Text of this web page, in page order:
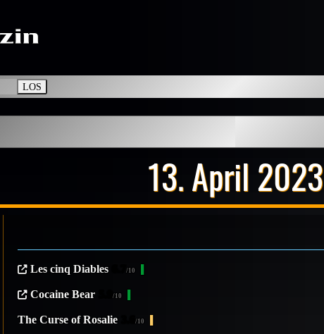
LOS
13. April 2023
Les cinq Diables 6.7/10
Cocaine Bear 5.9/10
The Curse of Rosalie 3.6/10